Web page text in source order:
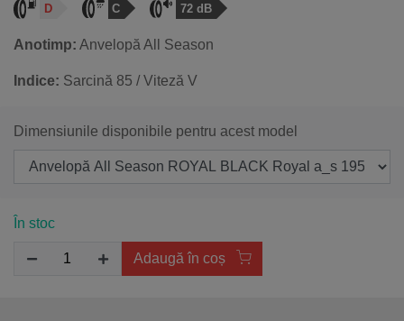
D C 72 dB
Anotimp: Anvelopă All Season
Indice: Sarcină 85 / Viteză V
Dimensiunile disponibile pentru acest model
În stoc
Adaugă în coș